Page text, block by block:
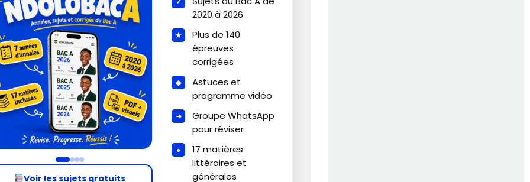
Voir les sujets gratuits
2020 à 2026
Plus de 140
épreuves
corrigées
Astuces et
programme vidéo
Groupe WhatsApp
pour réviser
17 matières
littéraires et
générales